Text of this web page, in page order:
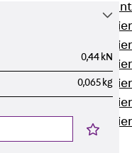
gelocht
0,44 kN
0,065 kg